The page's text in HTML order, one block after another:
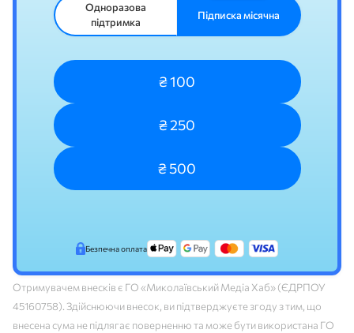
Одноразова
підтримка
Підписка місячна
₴ 100
₴ 250
₴ 500
Безпечна оплата
Отримувачем внесків є ГО «Миколаївський Медіа Хаб» (ЄДРПОУ
45160758). Здійснюючи внесок, ви підтверджуєте згоду з тим, що
внесена сума не підлягає поверненню та може бути використана ГО